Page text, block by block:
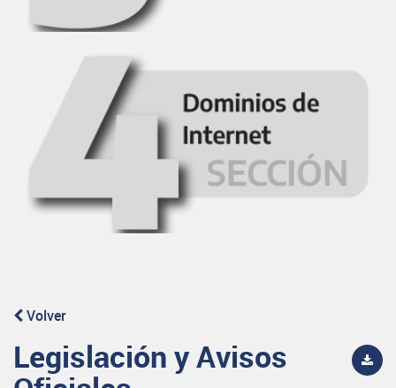
Volver
Legislación y Avisos